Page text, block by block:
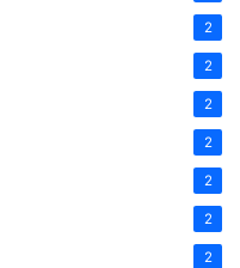
2
2
2
2
2
2
2